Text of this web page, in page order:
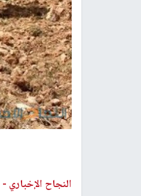
النجاح الإخباري -